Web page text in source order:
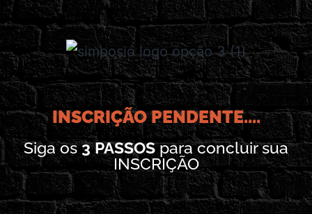
INSCRIÇÃO PENDENTE....
Siga os3 PASSOSpara concluir sua
INSCRIÇÃO